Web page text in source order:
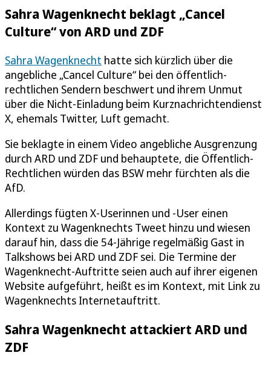
Sahra Wagenknecht beklagt „Cancel
Culture“ von ARD und ZDF
Sahra Wagenknecht hatte sich kürzlich über die
angebliche „Cancel Culture“ bei den öffentlich-
rechtlichen Sendern beschwert und ihrem Unmut
über die Nicht-Einladung beim Kurznachrichtendienst
X, ehemals Twitter, Luft gemacht.
Sie beklagte in einem Video angebliche Ausgrenzung
durch ARD und ZDF und behauptete, die Öffentlich-
Rechtlichen würden das BSW mehr fürchten als die
AfD.
Allerdings fügten X-Userinnen und -User einen
Kontext zu Wagenknechts Tweet hinzu und wiesen
darauf hin, dass die 54-Jährige regelmäßig Gast in
Talkshows bei ARD und ZDF sei. Die Termine der
Wagenknecht-Auftritte seien auch auf ihrer eigenen
Website aufgeführt, heißt es im Kontext, mit Link zu
Wagenknechts Internetauftritt.
Sahra Wagenknecht attackiert ARD und
ZDF